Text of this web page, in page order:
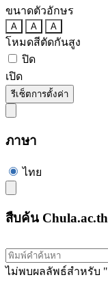
ขนาดตัวอักษร
A A A
โหมดสีตัดกันสูง
ปิด
เปิด
รีเซ็ตการตั้งค่า
ภาษา
ไทย
สืบค้น Chula.ac.th
ไม่พบผลลัพธ์สำหรับ "